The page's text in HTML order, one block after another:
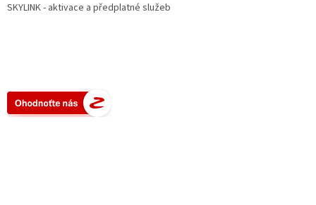
SKYLINK - aktivace a předplatné služeb